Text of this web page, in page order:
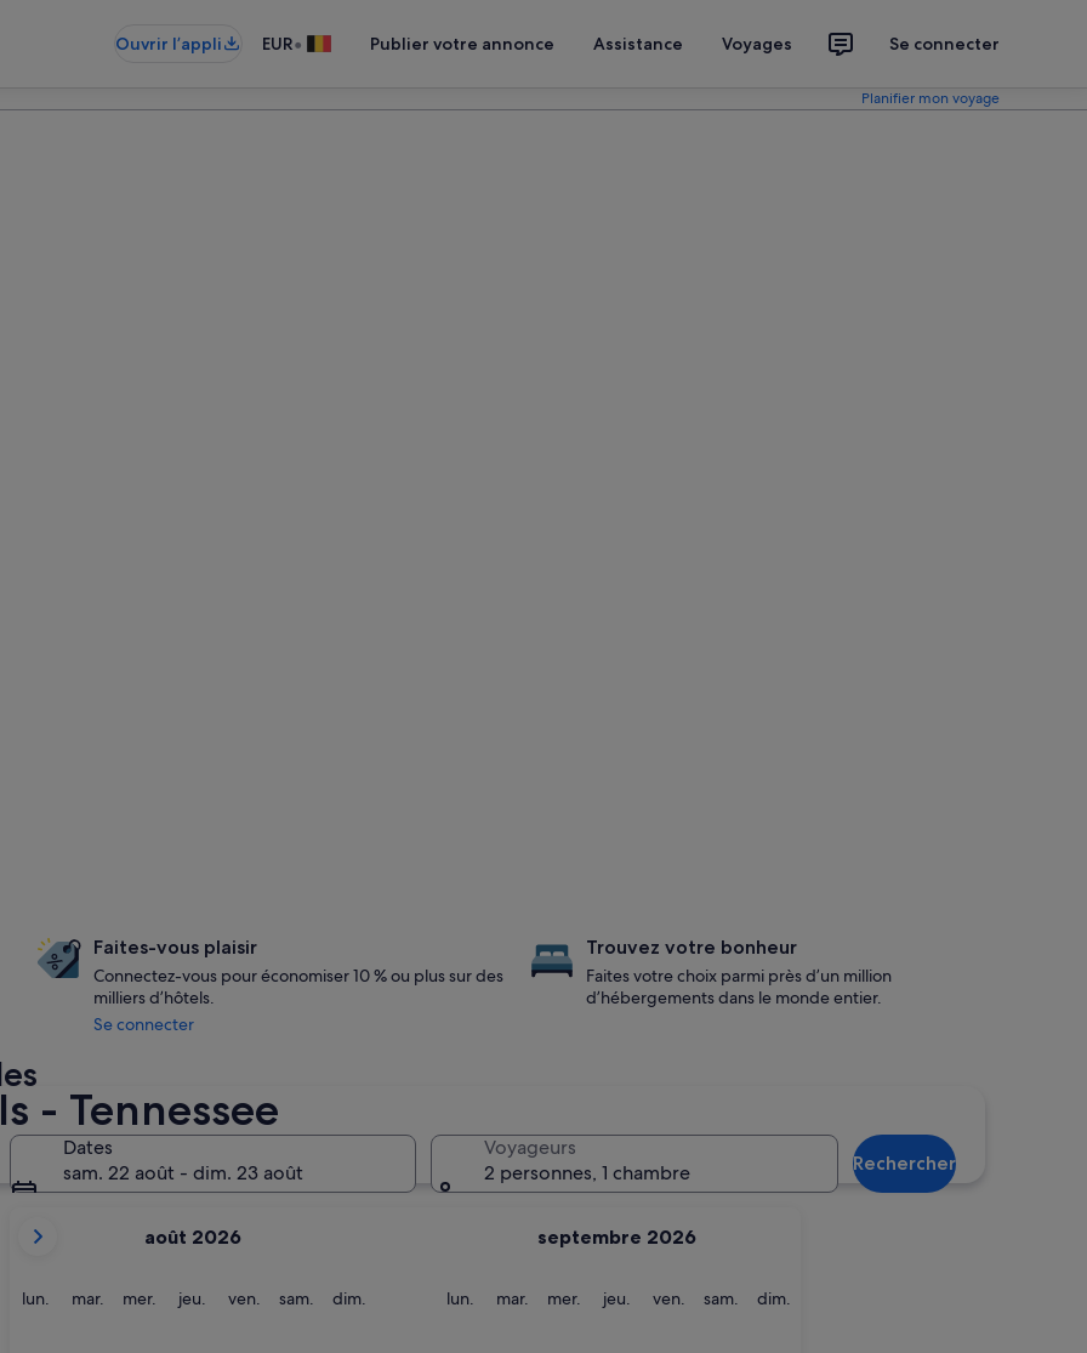
Ouvrir l’appli EUR• Publier votre annonce Assistance Voyages Se connecter
Planifier mon voyage
- Tennessee
Dates
sam. 22 août - dim. 23 août
mois
sont
août 2026
lun. lundimar. mardi
mer. mercredi
jeu. jeudiven. vendredi
sam. samedi
dim.
septembre 2026
lun. lundimar. mardi
mer. mercredi
jeu. jeudiven. vendredi
sam. samedi
dim.
Voyageurs
2 personnes, 1 chambre
Rechercher
Faites-vous plaisir
Connectez-vous pour économiser 10 % ou plus sur des
milliers d’hôtels.
Se connecter
Trouvez votre bonheur
Faites votre choix parmi près d’un million
d’hébergements dans le monde entier.
Gatlinburg